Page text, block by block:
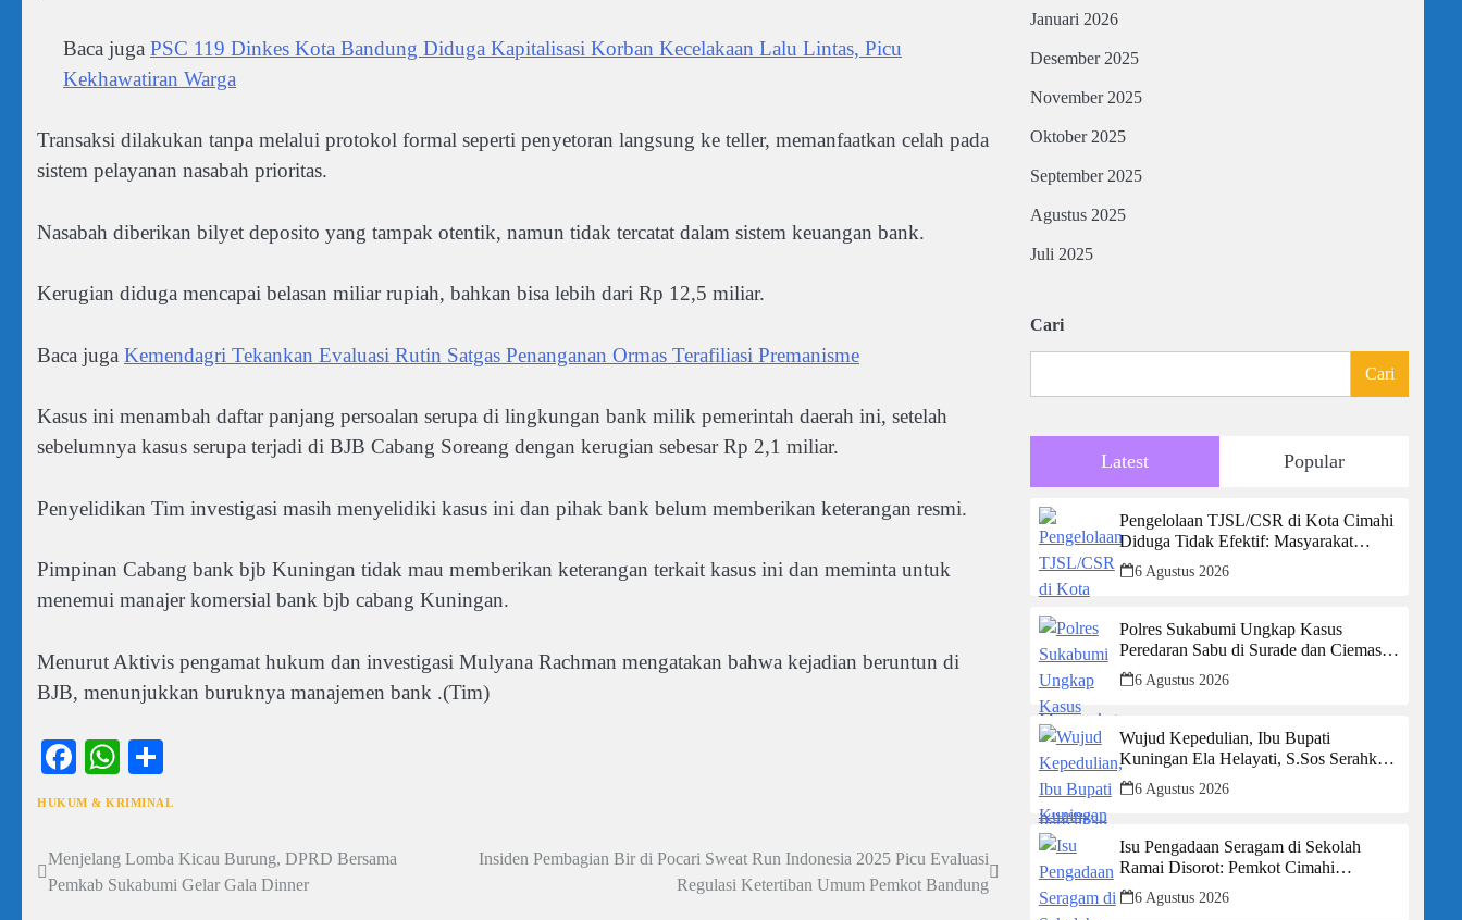
Baca juga PSC 119 Dinkes Kota Bandung Diduga Kapitalisasi Korban Kecelakaan Lalu Lintas, Picu
Kekhawatiran Warga
Transaksi dilakukan tanpa melalui protokol formal seperti penyetoran langsung ke teller, memanfaatkan celah pada
sistem pelayanan nasabah prioritas.
Nasabah diberikan bilyet deposito yang tampak otentik, namun tidak tercatat dalam sistem keuangan bank.
Kerugian diduga mencapai belasan miliar rupiah, bahkan bisa lebih dari Rp 12,5 miliar.
Baca juga Kemendagri Tekankan Evaluasi Rutin Satgas Penanganan Ormas Terafiliasi Premanisme
Kasus ini menambah daftar panjang persoalan serupa di lingkungan bank milik pemerintah daerah ini, setelah
sebelumnya kasus serupa terjadi di BJB Cabang Soreang dengan kerugian sebesar Rp 2,1 miliar.
Penyelidikan Tim investigasi masih menyelidiki kasus ini dan pihak bank belum memberikan keterangan resmi.
Pimpinan Cabang bank bjb Kuningan tidak mau memberikan keterangan terkait kasus ini dan meminta untuk
menemui manajer komersial bank bjb cabang Kuningan.
Menurut Aktivis pengamat hukum dan investigasi Mulyana Rachman mengatakan bahwa kejadian beruntun di
BJB, menunjukkan buruknya manajemen bank .(Tim)
Facebook
WhatsApp
HUKUM & KRIMINAL
Navigasi
Menjelang Lomba Kicau Burung, DPRD Bersama
Pemkab Sukabumi Gelar Gala Dinner
Insiden Pembagian Bir di Pocari Sweat Run Indonesia 2025 Picu Evaluasi
Regulasi Ketertiban Umum Pemkot Bandung
Januari 2026
Desember 2025
November 2025
Oktober 2025
September 2025
Agustus 2025
Juli 2025
Cari
Cari
Latest Popular
Pengelolaan TJSL/CSR di Kota Cimahi
Diduga Tidak Efektif: Masyarakat
Desak Transparansi Penuh dan
Perbaikan Sistem
6 Agustus 2026
Polres Sukabumi Ungkap Kasus
Peredaran Sabu di Surade dan Ciemas,
Tiga Tersangka Diamankan
6 Agustus 2026
Wujud Kepedulian, Ibu Bupati
Kuningan Ela Helayati, S.Sos Serahkan
Bantuan Bagi Rumah Terdampak
Bencana di Desa Karangkancana
6 Agustus 2026
Isu Pengadaan Seragam di Sekolah
Ramai Disorot: Pemkot Cimahi
Didorong Segera Lakukan Pembinaan
dan Perbaikan Sistem Secara
6 Agustus 2026